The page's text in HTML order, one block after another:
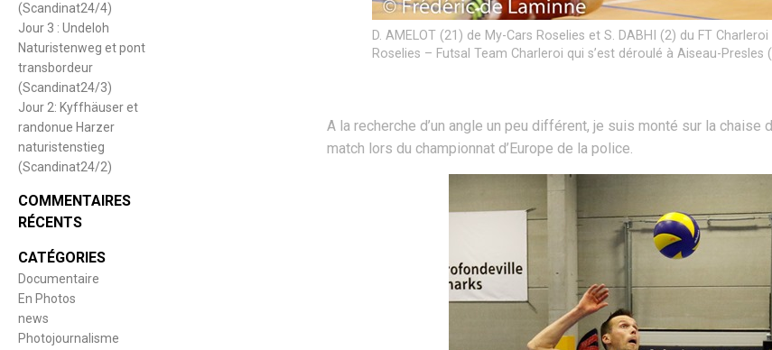
(Scandinat24/4)
Jour 3 : Undeloh
Naturistenweg et pont
transbordeur
(Scandinat24/3)
Jour 2: Kyffhäuser et
randonue Harzer
naturistenstieg
(Scandinat24/2)
COMMENTAIRES
RÉCENTS
CATÉGORIES
Documentaire
En Photos
news
Photojournalisme
D. AMELOT (21) de My-Cars Roselies et S. DABHI (2) du FT
Roselies – Futsal Team Charleroi qui s’est déroulé à Aiseau-
A la recherche d’un angle un peu différent, je suis monté sur la chaise
match lors du championnat d’Europe de la police.